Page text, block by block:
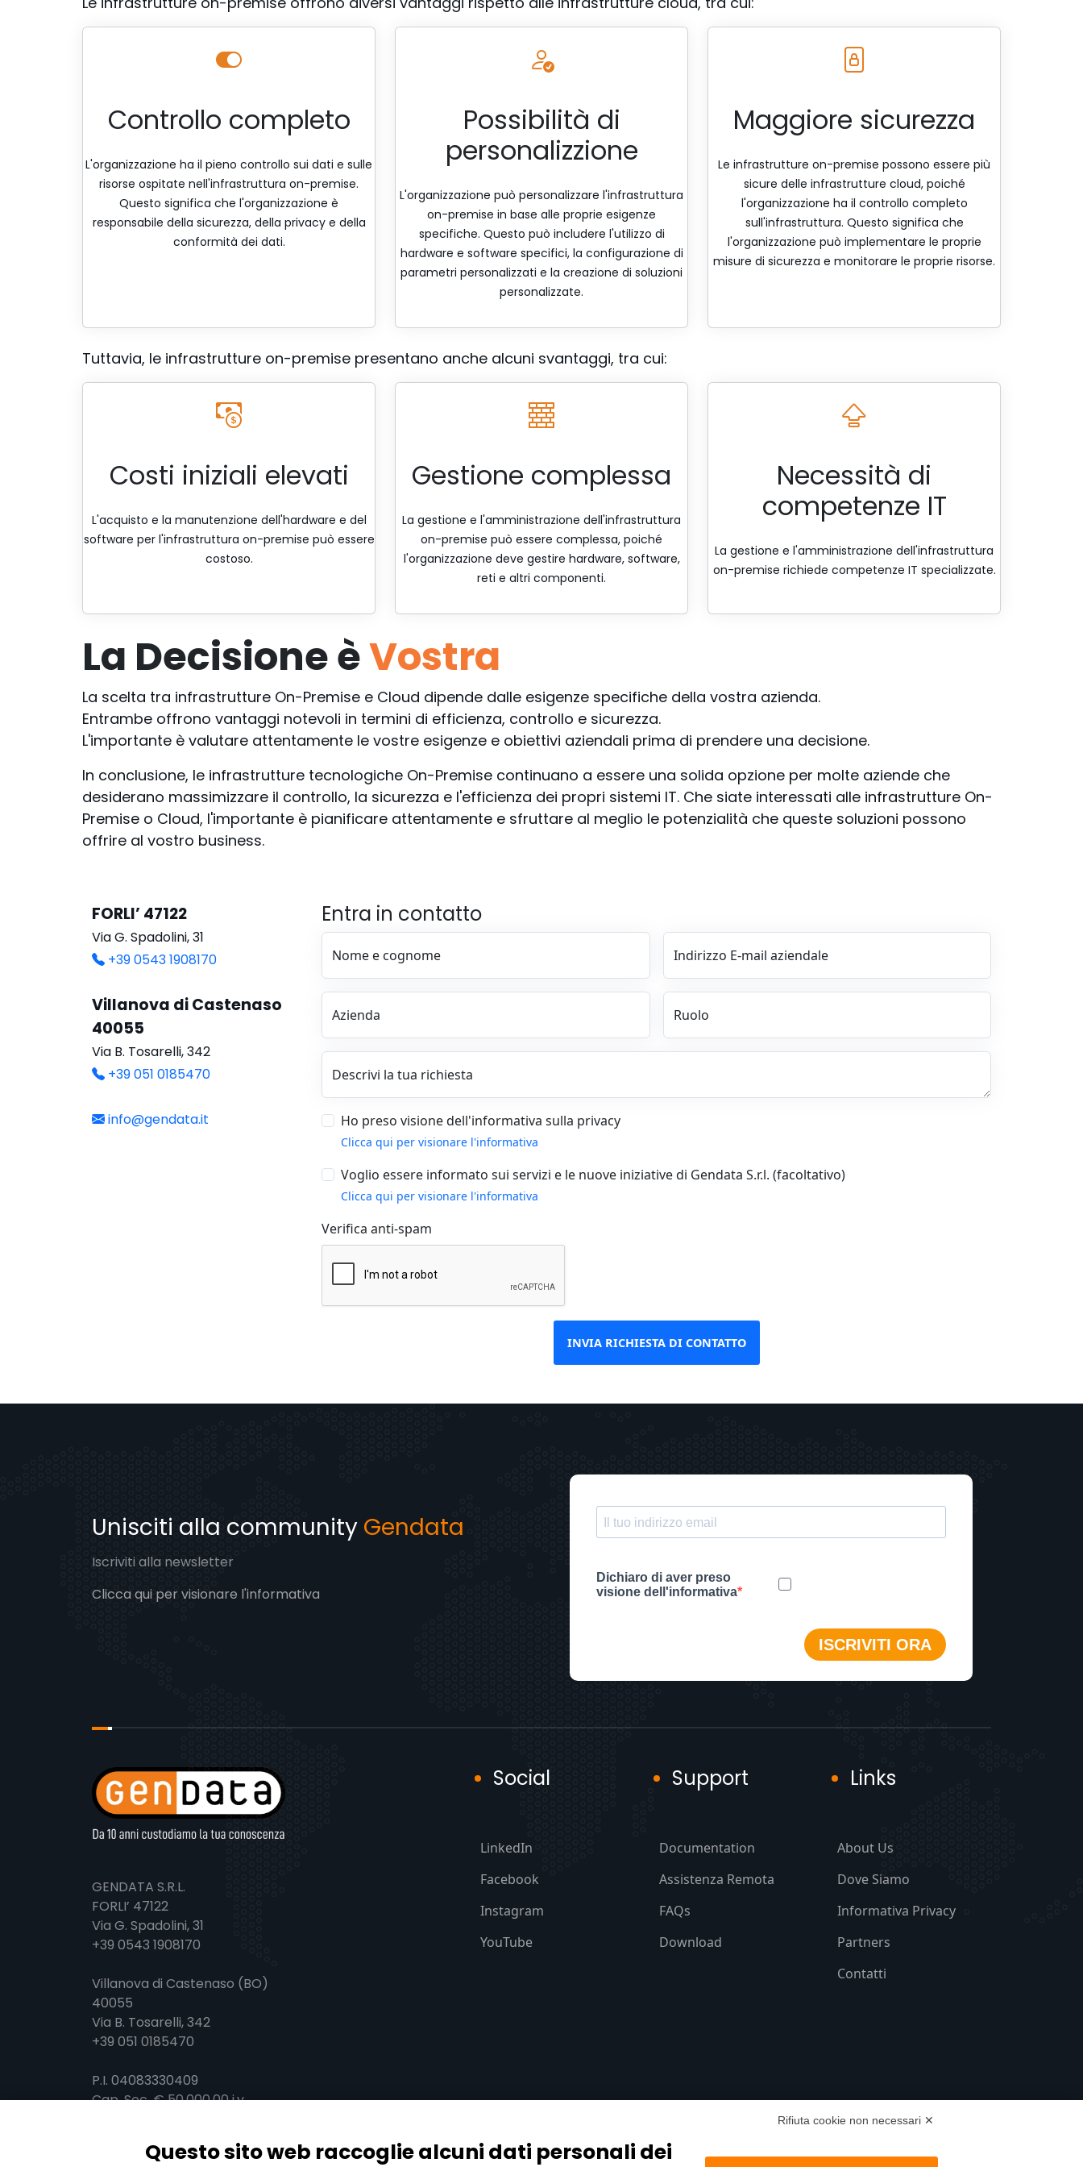
Controllo completo
L'organizzazione ha il pieno controllo sui dati e sulle
risorse ospitate nell'infrastruttura on-premise.
Questo significa che l'organizzazione è
responsabile della sicurezza, della privacy e della
conformità dei dati.
Possibilità di
personalizzione
L'organizzazione può personalizzare l'infrastruttura
on-premise in base alle proprie esigenze
specifiche. Questo può includere l'utilizzo di
hardware e software specifici, la configurazione di
parametri personalizzati e la creazione di soluzioni
personalizzate.
Maggiore sicurezza
Le infrastrutture on-premise possono essere più
sicure delle infrastrutture cloud, poiché
l'organizzazione ha il controllo completo
sull'infrastruttura. Questo significa che
l'organizzazione può implementare le proprie
misure di sicurezza e monitorare le proprie risorse.
Tuttavia, le infrastrutture on-premise presentano anche alcuni svantaggi, tra cui:
Costi iniziali elevati
L'acquisto e la manutenzione dell'hardware e del
software per l'infrastruttura on-premise può essere
costoso.
Gestione complessa
La gestione e l'amministrazione dell'infrastruttura
on-premise può essere complessa, poiché
l'organizzazione deve gestire hardware, software,
reti e altri componenti.
Necessità di
competenze IT
La gestione e l'amministrazione dell'infrastruttura
on-premise richiede competenze IT specializzate.
La Decisione èVostra
La scelta tra infrastrutture On-Premise e Cloud dipende dalle esigenze specifiche della vostra azienda.
Entrambe offrono vantaggi notevoli in termini di efficienza, controllo e sicurezza.
L'importante è valutare attentamente le vostre esigenze e obiettivi aziendali prima di prendere una decisione.
In conclusione, le infrastrutture tecnologiche On-Premise continuano a essere una solida opzione per molte aziende che
desiderano massimizzare il controllo, la sicurezza e l'efficienza dei propri sistemi IT. Che siate interessati alle infrastrutture On-
Premise o Cloud, l'importante è pianificare attentamente e sfruttare al meglio le potenzialità che queste soluzioni possono
offrire al vostro business.
FORLI’ 47122
Via G. Spadolini, 31
+39 0543 1908170
Villanova di Castenaso
40055
Via B. Tosarelli, 342
+39 051 0185470
info@gendata.it
Entra in contatto
Nome e cognome Indirizzo E-mail aziendale
Azienda Ruolo
Descrivi la tua richiesta
Ho preso visione dell'informativa sulla privacy
Clicca qui per visionare l'informativa
Voglio essere informato sui servizi e le nuove iniziative di Gendata S.r.l. (facoltativo)
Clicca qui per visionare l'informativa
Verifica anti-spam
INVIA RICHIESTA DI CONTATTO
Unisciti alla community Gendata
Iscriviti alla newsletter
Clicca qui per visionare l'informativa
GENDATA S.R.L.
FORLI’ 47122
Via G. Spadolini, 31
+39 0543 1908170
Villanova di Castenaso (BO)
40055
Via B. Tosarelli, 342
+39 051 0185470
P.I. 04083330409
Cap. Soc. € 50.000,00 i.v.
info@gendata.it
Social
LinkedIn
Facebook
Instagram
YouTube
Support
Documentation
Assistenza Remota
FAQs
Download
Links
About Us
Dove Siamo
Informativa Privacy
Partners
Contatti
Rifiuta cookie non necessari ✕
Questo sito web raccoglie alcuni dati personali dei